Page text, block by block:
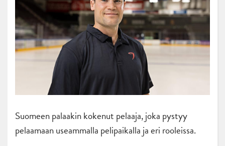
Suomeen palaakin kokenut pelaaja, joka pystyy
pelaamaan useammalla pelipaikalla ja eri rooleissa.